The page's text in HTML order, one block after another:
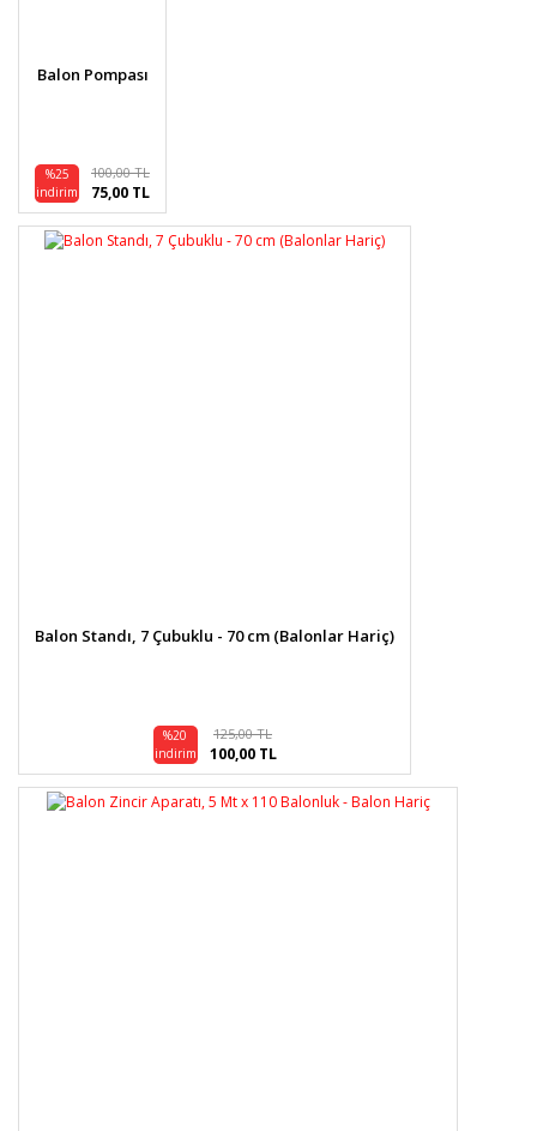
Ürün fiyatı diğer sitelerden daha pahalı.
Balon Pompası
%25
indirim
100,00 TL
75,00 TL
Balon Standı, 7 Çubuklu - 70 cm (Balonlar Hariç)
%20
indirim
125,00 TL
100,00 TL